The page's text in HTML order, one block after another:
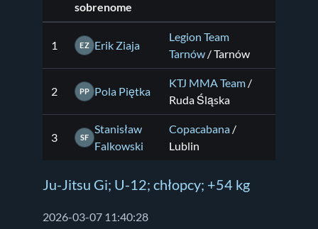
sobrenome
1 EZ Erik Ziaja
Legion Team
Tarnów / Tarnów
2 PP Pola Piętka
KTJ MMA Team /
Ruda Śląska
3 SF
Stanisław
Falkowski
Copacabana /
Lublin
Ju-Jitsu Gi; U-12; chłopcy; +54 kg
2026-03-07 11:40:28